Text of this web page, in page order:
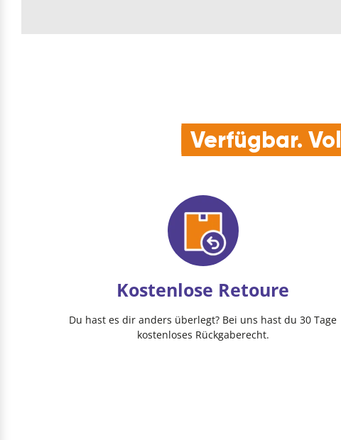
Verfügbar.
Kostenlose Retoure
Du hast es dir anders überlegt? Bei uns hast du 30 Tage
kostenloses Rückgaberecht.